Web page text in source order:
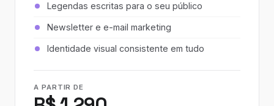
Legendas escritas para o seu público
Newsletter e e-mail marketing
Identidade visual consistente em tudo
A PARTIR DE